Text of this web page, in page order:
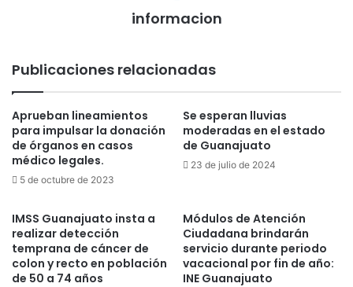
informacion
Publicaciones relacionadas
Aprueban lineamientos
para impulsar la donación
de órganos en casos
médico legales.
5 de octubre de 2023
Se esperan lluvias
moderadas en el estado
de Guanajuato
23 de julio de 2024
IMSS Guanajuato insta a
realizar detección
temprana de cáncer de
colon y recto en población
de 50 a 74 años
Módulos de Atención
Ciudadana brindarán
servicio durante periodo
vacacional por fin de año:
INE Guanajuato